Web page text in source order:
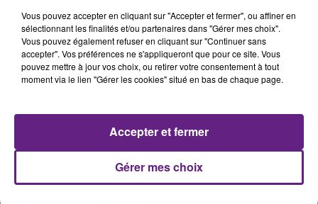
(DFCO) et Jean-Louis Borg (JDA
Dijon) viendront apporter leur
expérience de manager d'équipe
pour aider les chefs d'entreprises à
Publié : 14 avril 2015 à 14h34 par 45
Vous pouvez accepter en cliquant sur "Accepter et fermer", ou affiner en
sélectionnant les finalités et/ou partenaires dans "Gérer mes choix".
Vous pouvez également refuser en cliquant sur "Continuer sans
accepter". Vos préférences ne s'appliqueront que pour ce site. Vous
pouvez mettre à jour vos choix, ou retirer votre consentement à tout
moment via le lien "Gérer les cookies" situé en bas de chaque page.
Gérer mes choix
Accepter et fermer